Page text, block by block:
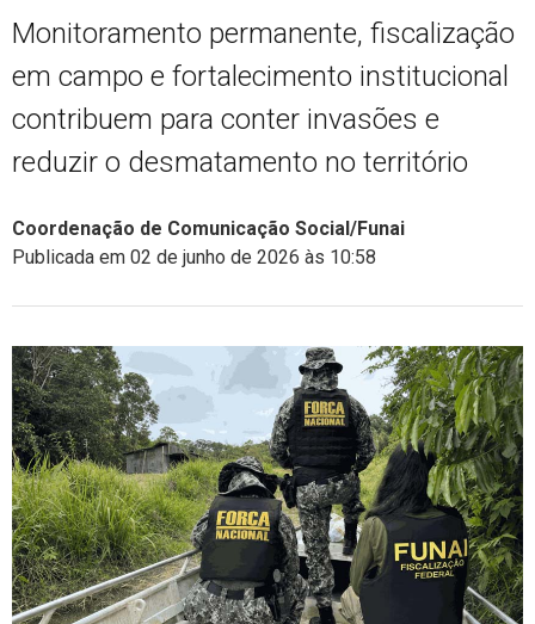
Monitoramento permanente, fiscalização
em campo e fortalecimento institucional
contribuem para conter invasões e
reduzir o desmatamento no território
Coordenação de Comunicação Social/Funai
Publicada em 02 de junho de 2026 às 10:58